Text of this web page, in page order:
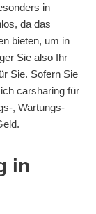
in
da das
bieten, um in
Sie also Ihr
Sie. Sofern Sie
carsharing für
, Wartungs-
in